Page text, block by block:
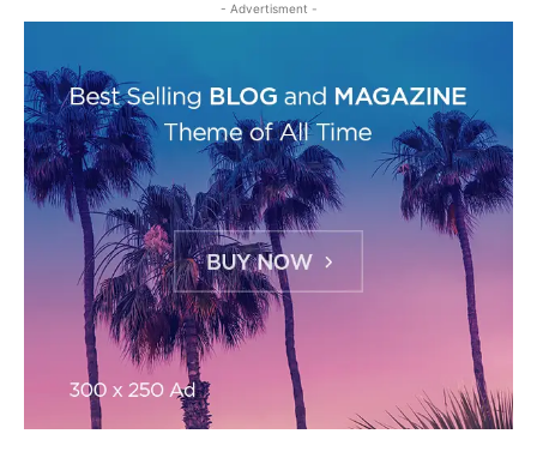
- Advertisment -